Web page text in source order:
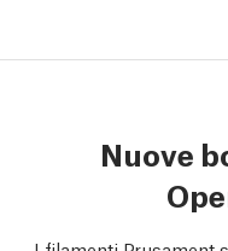
Nuove